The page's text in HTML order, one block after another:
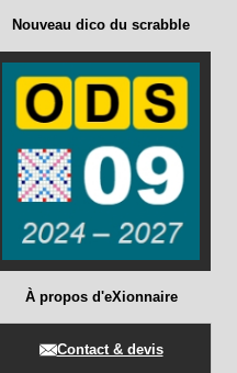
Nouveau dico du scrabble
À propos d'eXionnaire
Contact & devis